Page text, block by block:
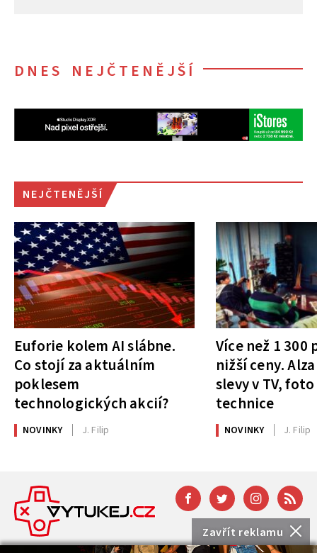
Zavřít reklamu
DNES NEJČTENĚJŠÍ
NEJČTENĚJŠÍ
Euforie kolem AI slábne.
Co stojí za aktuálním
poklesem
technologických akcií?
NOVINKY J. Filip
Více než 1
nižší ceny.
slevy v TV,
technice
NOVINKY J. Filip